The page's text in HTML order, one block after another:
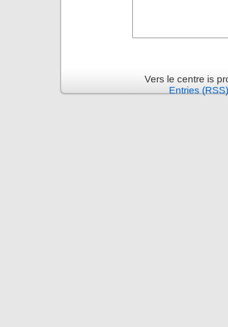
Vers le centre is
Entries (RSS)